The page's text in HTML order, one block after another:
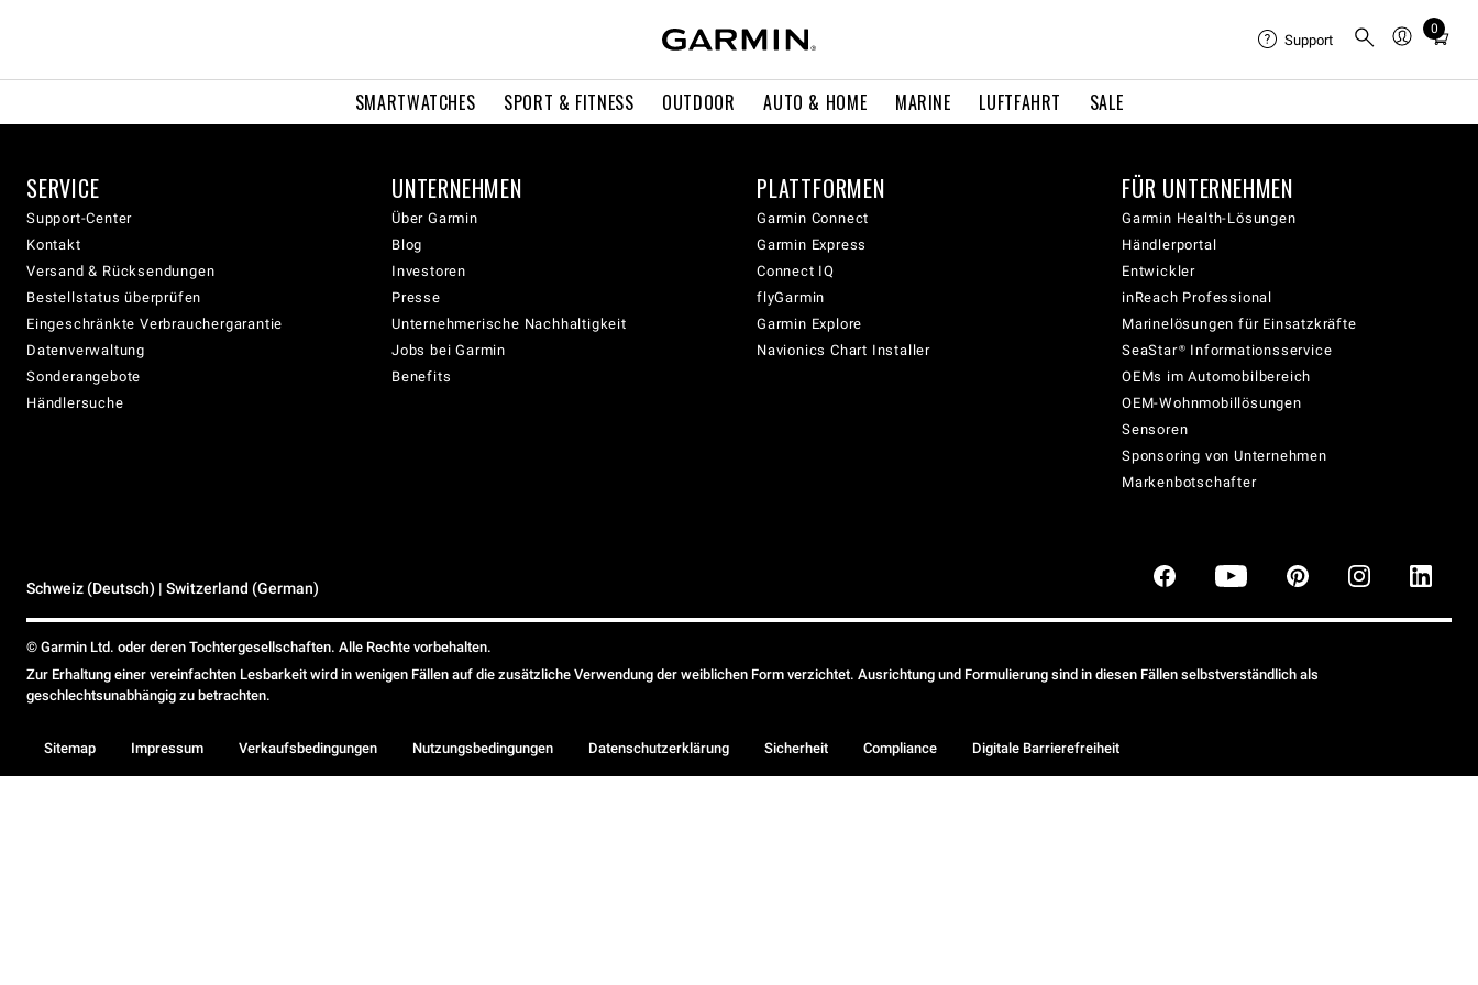
SMARTWATCHES SPORT & FITNESS OUTDOOR AUTO & HOME MARINE LUFTFAHRT SALE
Support
0
Total
cart:
SERVICE
Support-Center
Kontakt
Versand & Rücksendungen
Bestellstatus überprüfen
Eingeschränkte Verbrauchergarantie
Datenverwaltung
Sonderangebote
Händlersuche
UNTERNEHMEN
Über Garmin
Blog
Investoren
Presse
Unternehmerische Nachhaltigkeit
Jobs bei Garmin
Benefits
PLATTFORMEN
Garmin Connect
Garmin Express
Connect IQ
flyGarmin
Garmin Explore
Navionics Chart Installer
FÜR UNTERNEHMEN
Garmin Health-Lösungen
Händlerportal
Entwickler
inReach Professional
Marinelösungen für Einsatzkräfte
SeaStar® Informationsservice
OEMs im Automobilbereich
OEM-Wohnmobillösungen
Sensoren
Sponsoring von Unternehmen
Markenbotschafter
Schweiz (Deutsch) | Switzerland (German)
© Garmin Ltd. oder deren Tochtergesellschaften. Alle Rechte vorbehalten.
Zur Erhaltung einer vereinfachten Lesbarkeit wird in wenigen Fällen auf die zusätzliche Verwendung der weiblichen Form verzichtet. Ausrichtung und Formulierung sind in diesen Fällen selbstverständlich als
geschlechtsunabhängig zu betrachten.
Sitemap Impressum Verkaufsbedingungen Nutzungsbedingungen Datenschutzerklärung Sicherheit Compliance Digitale Barrierefreiheit